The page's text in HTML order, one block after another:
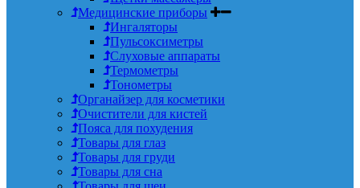
Медицинские приборы
Ингаляторы
Пульсоксиметры
Слуховые аппараты
Термометры
Тонометры
Органайзер для косметики
Очистители для кистей
Пояса для похудения
Товары для глаз
Товары для груди
Товары для сна